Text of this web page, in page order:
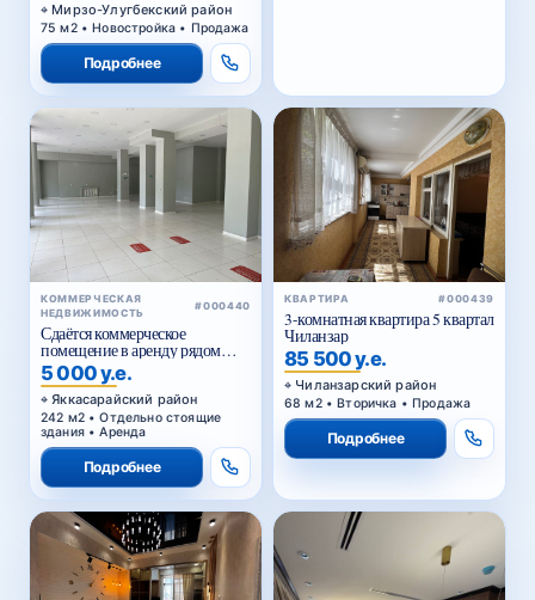
Мирзо-Улугбекский район
75 м2 • Новостройка • Продажа
Подробнее
КОММЕРЧЕСКАЯ
НЕДВИЖИМОСТЬ
#000440
Сдаётся коммерческое
помещение в аренду рядом
Голубые купола
5 000 у.е.
Яккасарайский район
242 м2 • Отдельно стоящие
здания • Аренда
Подробнее
КВАРТИРА #000439
3-комнатная квартира 5 квартал
Чиланзар
85 500 у.е.
Чиланзарский район
68 м2 • Вторичка • Продажа
Подробнее